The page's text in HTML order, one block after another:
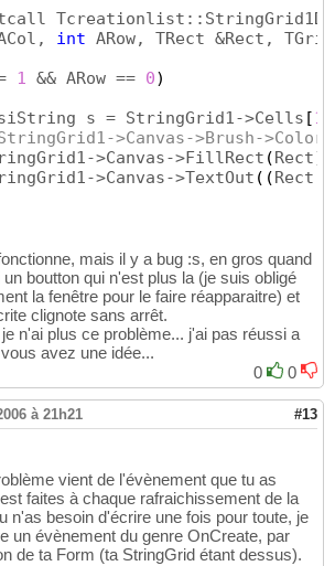
int ARow, TRect &Rect,
1 && ARow == 0)
s = StringGrid1->Cells
[1
>Canvas->Brush-
>Canvas->FillRect
( Rect)
>Canvas->TextOut
( (
s = StringGrid1->Cells
>Canvas->Brush-
>Canvas->FillRect
>Canvas->TextOut
((
>Cells[
mais il y a bug :s, en gros quand
boutton qui n'est plus la (je suis obligé
la fenêtre pour le faire réapparaitre) et
clignote sans arrêt.
n'ai plus ce problème... j'ai pas réussi a
avez une idée...
0
0
à 21h21 #13
vient de l'évènement que tu as
faites à chaque rafraichissement de la
n'as besoin d'écrire une fois pour toute, je
un évènement du genre OnCreate, par
de ta Form (ta StringGrid étant dessus).